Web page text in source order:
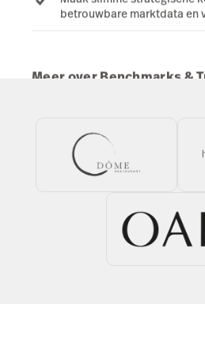
betrouwbare marktdata en
Meer over Benchmarks &